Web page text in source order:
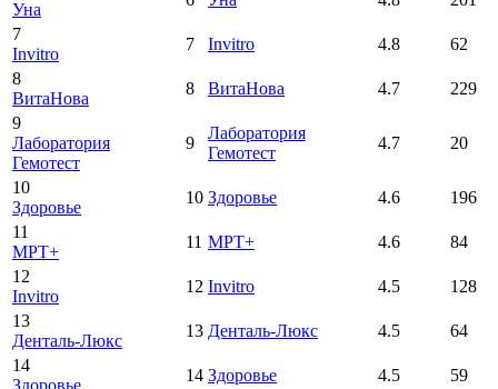
Уна
7
Invitro
7 Invitro 4.8
62
8
ВитаНова
8 ВитаНова 4.7
229
9
Лаборатория
Гемотест
9
Лаборатория
Гемотест
4.7 20
10
Здоровье
10 Здоровье 4.6
196
11
МРТ+
11 МРТ+ 4.6
84
12
Invitro
12 Invitro 4.5
128
13
Денталь-Люкс
13 Денталь-Люкс 4.5
64
14
14 Здоровье 4.5
59